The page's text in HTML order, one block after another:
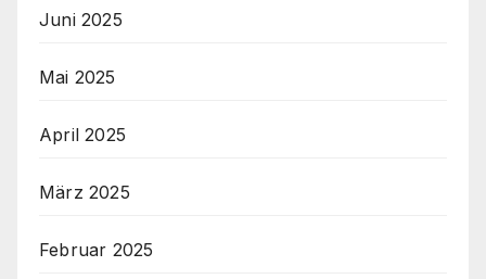
Juni 2025
Mai 2025
April 2025
März 2025
Februar 2025